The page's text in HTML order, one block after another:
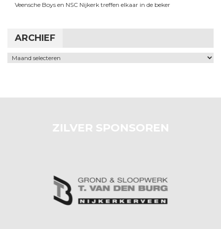
Veensche Boys en NSC Nijkerk treffen elkaar in de beker
ARCHIEF
Archief
ZILVER SPONSOREN